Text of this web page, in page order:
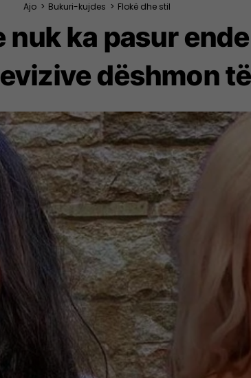
Ajo > Bukuri-kujdes > Flokë dhe stil
nuk ka pasur
dëshmon